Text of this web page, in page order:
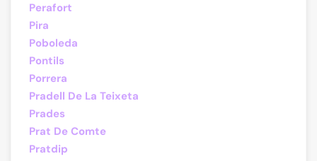
Perafort
Pira
Poboleda
Pontils
Porrera
Pradell De La Teixeta
Prades
Prat De Comte
Pratdip